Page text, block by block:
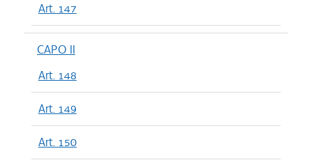
Art. 147
CAPO II
Art. 148
Art. 149
Art. 150